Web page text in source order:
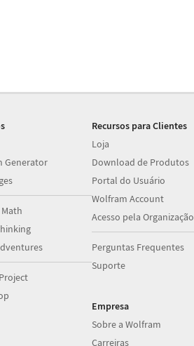
Generator
Recursos para Clientes
Loja
Download de Produtos
Portal do Usuário
Wolfram Account
Acesso pela Organização
Perguntas Frequentes
Suporte
Empresa
Sobre a Wolfram
Carreiras